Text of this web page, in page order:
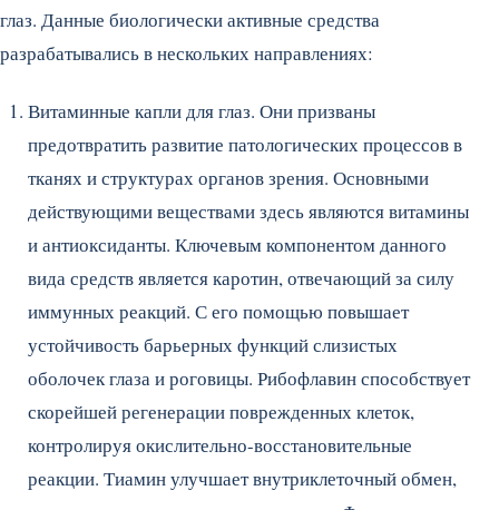
глаз. Данные биологически активные средства
разрабатывались в нескольких направлениях:
Витаминные капли для глаз. Они призваны
предотвратить развитие патологических процессов в
тканях и структурах органов зрения. Основными
действующими веществами здесь являются витамины
и антиоксиданты. Ключевым компонентом данного
вида средств является каротин, отвечающий за силу
иммунных реакций. С его помощью повышает
устойчивость барьерных функций слизистых
оболочек глаза и роговицы. Рибофлавин способствует
скорейшей регенерации поврежденных клеток,
контролируя окислительно-восстановительные
реакции. Тиамин улучшает внутриклеточный обмен,